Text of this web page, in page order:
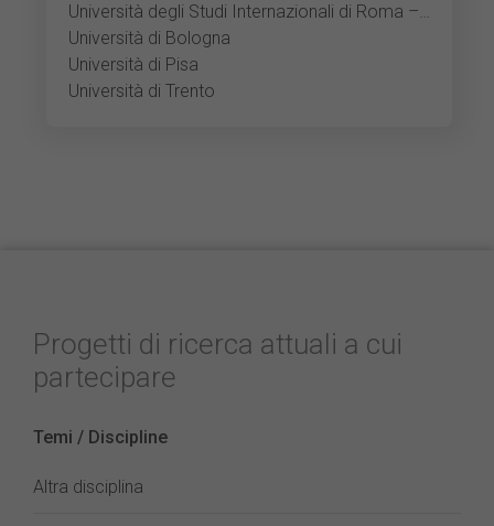
Università degli Studi Internazionali di Roma – UNINT
Università di Bologna
Università di Pisa
Università di Trento
Progetti di ricerca attuali a cui
partecipare
Temi / Discipline
Altra disciplina